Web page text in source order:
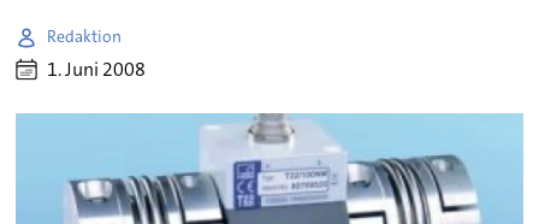
Redaktion
1. Juni 2008